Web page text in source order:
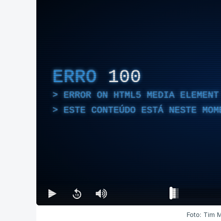
ERRO 100
ERROR ON HTML5 MEDIA ELEMENT
ESTE CONTEÚDO ESTÁ NESTE
Foto: Tim